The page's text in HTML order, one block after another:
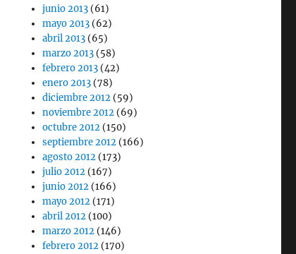
junio 2013 (61)
mayo 2013 (62)
abril 2013 (65)
marzo 2013 (58)
febrero 2013 (42)
enero 2013 (78)
diciembre 2012 (59)
noviembre 2012 (69)
octubre 2012 (150)
septiembre 2012 (166)
agosto 2012 (173)
julio 2012 (167)
junio 2012 (166)
mayo 2012 (171)
abril 2012 (100)
marzo 2012 (146)
febrero 2012 (170)